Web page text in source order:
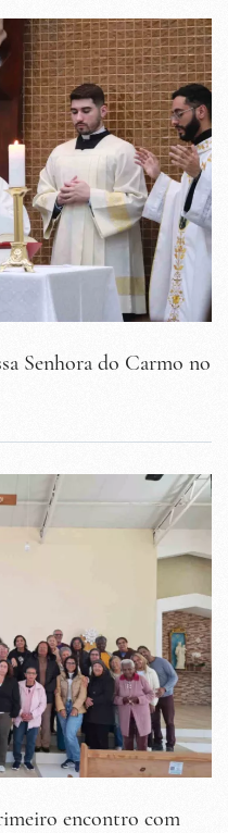
Senhora do Carmo no
encontro com